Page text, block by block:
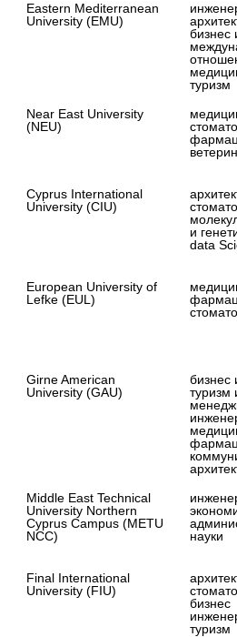
Eastern Mediterranean
University (EMU)
бизнес
туризм
Near East University
(NEU)
Cyprus International
University (CIU)
и
European University of
Lefke (EUL)
Girne American
University (GAU)
бизнес
туризм
Middle East Technical
University Northern
Cyprus Campus (METU
NCC)
науки
Final International
University (FIU)
бизнес
туризм